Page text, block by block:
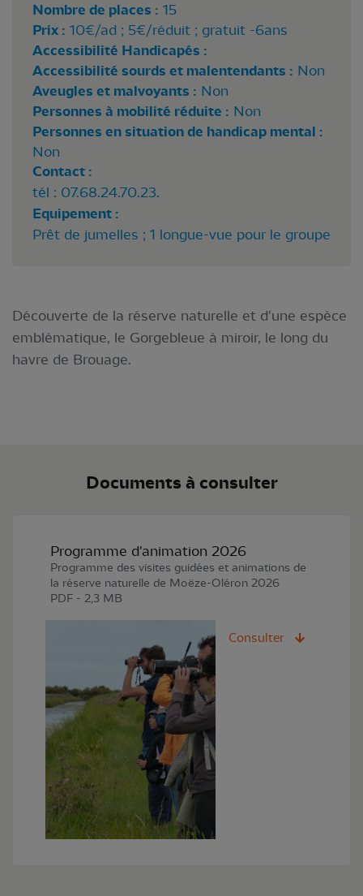
Nombre de places : 15
Prix : 10€/ad ; 5€/réduit ; gratuit -6ans
Accessibilité Handicapés :
Accessibilité sourds et malentendants : Non
Aveugles et malvoyants : Non
Personnes à mobilité réduite : Non
Personnes en situation de handicap mental :
Non
Contact :
tél : 07.68.24.70.23.
Equipement :
Prêt de jumelles ; 1 longue-vue pour le groupe
Découverte de la réserve naturelle et d'une espèce
emblématique, le Gorgebleue à miroir, le long du
havre de Brouage.
Documents à consulter
Programme d'animation 2026
Programme des visites guidées et animations de
la réserve naturelle de Moëze-Oléron 2026
PDF - 2,3 MB
Consulter